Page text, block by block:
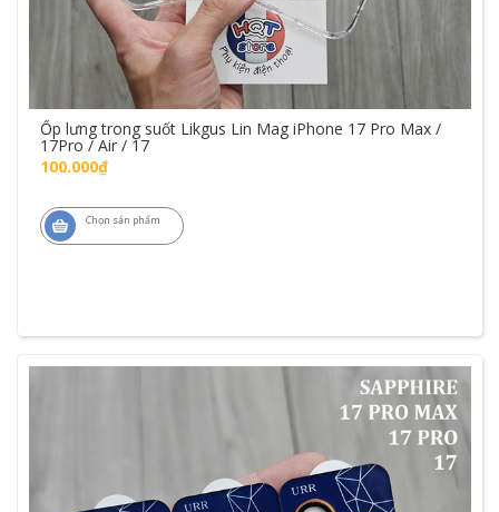
Ốp lưng trong suốt Likgus Lin Mag iPhone 17 Pro Max /
17Pro / Air / 17
100.000₫
Chọn sản phẩm